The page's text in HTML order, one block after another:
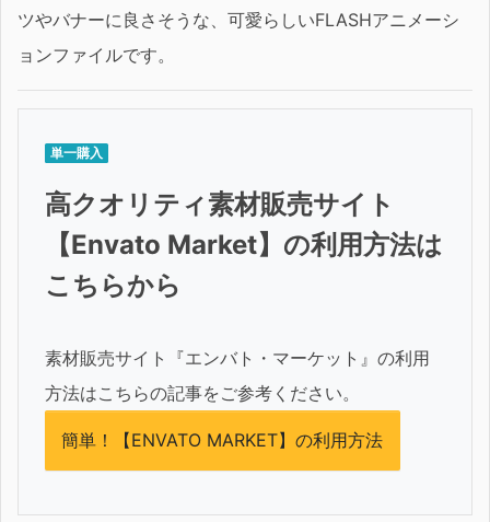
ツやバナーに良さそうな、可愛らしいFLASHアニメーシ
ョンファイルです。
単一購入
高クオリティ素材販売サイト
【Envato Market】の利用方法は
こちらから
素材販売サイト『エンバト・マーケット』の利用
方法はこちらの記事をご参考ください。
簡単！【ENVATO MARKET】の利用方法